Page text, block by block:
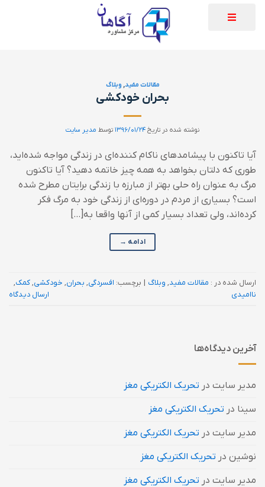
مقالات مفید, وبلاگ
بحران خودکشی
نوشته شده در تاریخ ۱۳۹۶/۰۱/۲۴ توسط مدیر سایت
آیا تاکنون با پیشامدهای ناکام کننده‌ای در زندگی مواجه شده‌اید،
طوری که دلتان بخواهد به همه چیز خاتمه دهید؟ آیا تاکنون
مرگ به عنوان راه حلی بهتر از مبارزه با زندگی برایتان مطرح شده
است؟ بسیاری از مردم در دوره‌ای از زندگی خود به مرگ فکر
کرده‌اند، ولی تعداد بسیار کمی از آنها واقعا به[…]
ادامه →
ارسال شده در : مقالات مفید, وبلاگ | برچسب: افسردگی, بحران, خودکشی,کمک,
ناامیدی
ارسال دیدگاه
آخرین دیدگاه‌ها
مدیر سایت در تحریک الکتریکی مغز
سینا در تحریک الکتریکی مغز
مدیر سایت در تحریک الکتریکی مغز
نوشین در تحریک الکتریکی مغز
مدیر سایت در تحریک الکتریکی مغز